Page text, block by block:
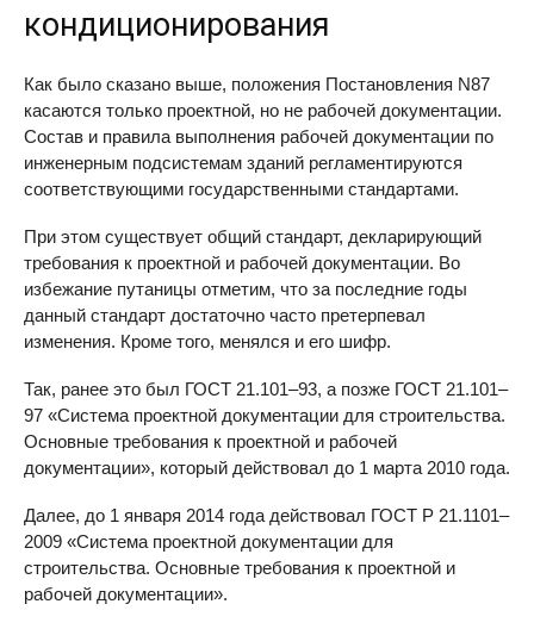
кондиционирования
Как было сказано выше, положения Постановления N87
касаются только проектной, но не рабочей документации.
Состав и правила выполнения рабочей документации по
инженерным подсистемам зданий регламентируются
соответствующими государственными стандартами.
При этом существует общий стандарт, декларирующий
требования к проектной и рабочей документации. Во
избежание путаницы отметим, что за последние годы
данный стандарт достаточно часто претерпевал
изменения. Кроме того, менялся и его шифр.
Так, ранее это был ГОСТ 21.101–93, а позже ГОСТ 21.101–
97 «Система проектной документации для строительства.
Основные требования к проектной и рабочей
документации», который действовал до 1 марта 2010 года.
Далее, до 1 января 2014 года действовал ГОСТ Р 21.1101–
2009 «Система проектной документации для
строительства. Основные требования к проектной и
рабочей документации».